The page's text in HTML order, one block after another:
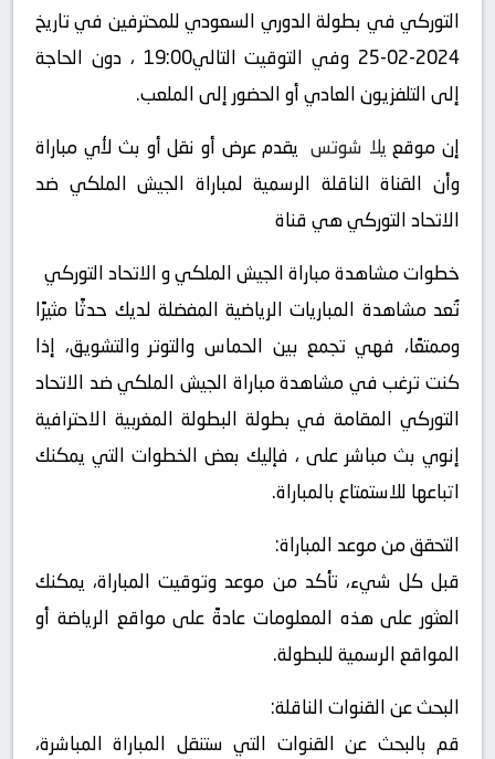
التوركي في بطولة الدوري السعودي للمحترفين في تاريخ
2024-02-25 وفي التوقيت التالي19:00 ، دون الحاجة
إلى التلفزيون العادي أو الحضور إلى الملعب.
إن موقع يلا شوتسيقدم عرض أو نقل أو بث لأي مباراة
وأن القناة الناقلة الرسمية لمباراة الجيش الملكي ضد
الاتحاد التوركي هي قناة
خطوات مشاهدة مباراة الجيش الملكي و الاتحاد التوركي
تُعد مشاهدة المباريات الرياضية المفضلة لديك حدثًا مثيرًا
وممتعًا، فهي تجمع بين الحماس والتوتر والتشويق، إذا
كنت ترغب في مشاهدة مباراة الجيش الملكي ضد الاتحاد
التوركي المقامة في بطولة البطولة المغربية الاحترافية
إنوي بث مباشر على ، فإليك بعض الخطوات التي يمكنك
اتباعها للاستمتاع بالمباراة.
التحقق من موعد المباراة:
قبل كل شيء، تأكد من موعد وتوقيت المباراة، يمكنك
العثور على هذه المعلومات عادةً على مواقع الرياضة أو
المواقع الرسمية للبطولة.
البحث عن القنوات الناقلة:
قم بالبحث عن القنوات التي ستنقل المباراة المباشرة،